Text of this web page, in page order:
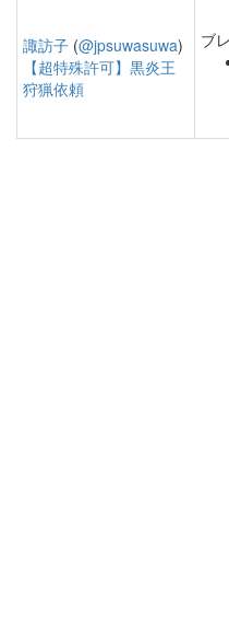
諏訪子 (@jpsuwasuwa)
【超特殊許可】黒炎王
狩猟依頼
ブ